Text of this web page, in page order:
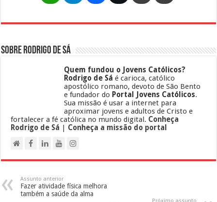
Sobre Rodrigo de Sá
Quem fundou o Jovens Católicos?
Rodrigo de Sá é carioca, católico
apostólico romano, devoto de São Bento
e fundador do Portal Jovens Católicos.
Sua missão é usar a internet para
aproximar jovens e adultos de Cristo e
fortalecer a fé católica no mundo digital. Conheça
Rodrigo de Sá | Conheça a missão do portal
Assunto anterior
Fazer atividade física melhora
também a saúde da alma
Próximo assunto